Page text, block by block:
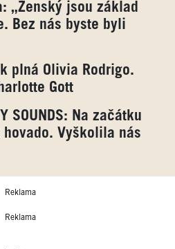
„Ženský jsou základ
Bez nás byste byli
plná Olivia Rodrigo.
Gott
SOUNDS: Na začátku
Vyškolila nás
Reklama
Reklama